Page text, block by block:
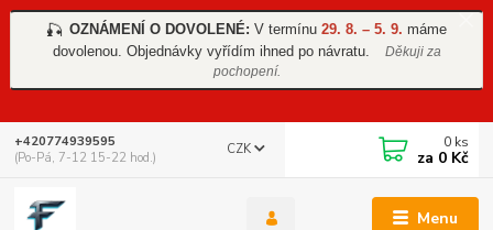
🎣 OZNÁMENÍ O DOVOLENÉ: V termínu 29. 8. – 5. 9. máme
dovolenou. Objednávky vyřídím ihned po návratu.
Děkuji za
pochopení.
Menu
CZK
+420774939595
(Po-Pá, 7-12 15-22 hod.)
0 ks
za 0 Kč